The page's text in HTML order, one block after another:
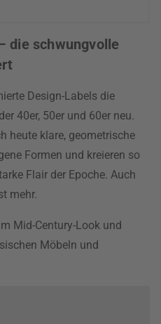
die schwungvolle
Design-Labels die
40er, 50er und 60er neu.
heute klare, geometrische
Formen und kreieren so
Flair der Epoche. Auch
mehr.
Mid-Century-Look und
Möbeln und